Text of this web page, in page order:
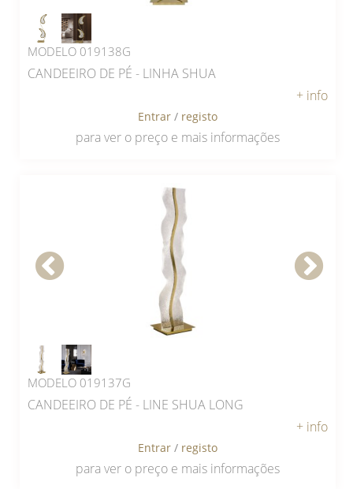
MODELO 019138G
CANDEEIRO DE PÉ - LINHA SHUA
+ info
Entrar / registo
para ver o preço e mais informações
MODELO 019137G
CANDEEIRO DE PÉ - LINE SHUA LONG
+ info
Entrar / registo
para ver o preço e mais informações